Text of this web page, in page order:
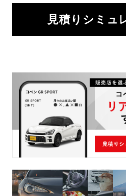
見積りシミュ